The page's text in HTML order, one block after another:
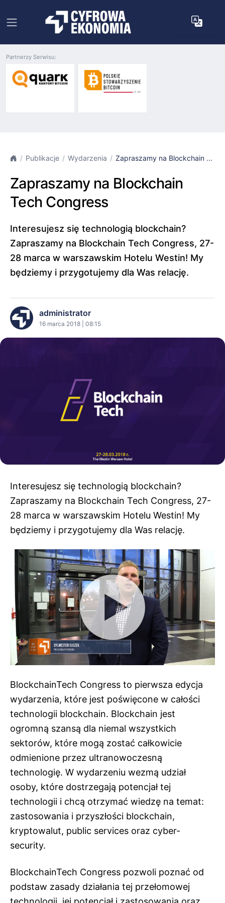
Partnerzy Serwisu:
Publikacje Wydarzenia Zapraszamy na Blockchain ...
Zapraszamy na Blockchain
Tech Congress
Interesujesz się technologią blockchain?
Zapraszamy na Blockchain Tech Congress, 27-
28 marca w warszawskim Hotelu Westin! My
będziemy i przygotujemy dla Was relację.
administrator
16 marca 2018 | 08:15
Interesujesz się technologią blockchain?
Zapraszamy na Blockchain Tech Congress, 27-
28 marca w warszawskim Hotelu Westin! My
będziemy i przygotujemy dla Was relację.
BlockchainTech Congress to pierwsza edycja
wydarzenia, które jest poświęcone w całości
technologii blockchain. Blockchain jest
ogromną szansą dla niemal wszystkich
sektorów, które mogą zostać całkowicie
odmienione przez ultranowoczesną
technologię. W wydarzeniu wezmą udział
osoby, które dostrzegają potencjał tej
technologii i chcą otrzymać wiedzę na temat:
zastosowania i przyszłości blockchain,
kryptowalut, public services oraz cyber-
security.
BlockchainTech Congress pozwoli poznać od
podstaw zasady działania tej przełomowej